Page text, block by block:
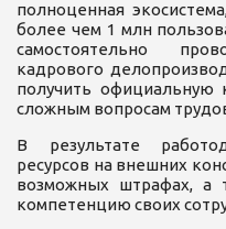
полноценная
более чем 1 млн
самостоятельно
кадрового
получить официальную
сложным вопросам
В результате
ресурсов на внешних
возможных штрафах, а
компетенцию своих